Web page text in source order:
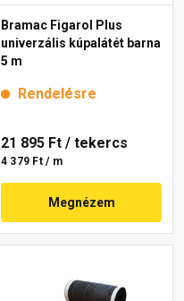
Bramac Figarol Plus
univerzális kúpalátét barna
5 m
Rendelésre
21 895 Ft / tekercs
4 379 Ft / m
Megnézem